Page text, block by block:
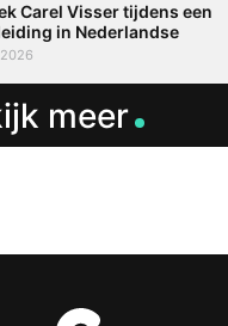
Carel Visser tijdens een
in Nederlandse
meer